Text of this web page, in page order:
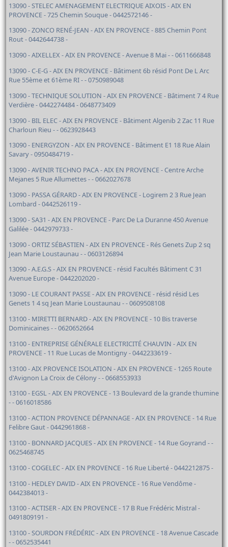
13090 - STELEC AMENAGEMENT ELECTRIQUE AIXOIS - AIX EN
PROVENCE - 725 Chemin Souque - 0442572146 -
13090 - ZONCO RENÉ-JEAN - AIX EN PROVENCE - 885 Chemin Pont
Rout - 0442644738 -
13090 - AIXELLEX - AIX EN PROVENCE - Avenue 8 Mai - - 0611666848
13090 - C-E-G - AIX EN PROVENCE - Bâtiment 6b résid Pont De L Arc
Rue 55ème et 61ème RI - - 0750989048
13090 - TECHNIQUE SOLUTION - AIX EN PROVENCE - Bâtiment 7 4 Rue
Verdière - 0442274484 - 0648773409
13090 - BIL ELEC - AIX EN PROVENCE - Bâtiment Algenib 2 Zac 11 Rue
Charloun Rieu - - 0623928443
13090 - ENERGYZON - AIX EN PROVENCE - Bâtiment E1 18 Rue Alain
Savary - 0950484719 -
13090 - AVENIR TECHNO PACA - AIX EN PROVENCE - Centre Arche
Mejanes 5 Rue Allumettes - - 0662027678
13090 - PASSA GÉRARD - AIX EN PROVENCE - Logirem 2 3 Rue Jean
Lombard - 0442526119 -
13090 - SA31 - AIX EN PROVENCE - Parc De La Duranne 450 Avenue
Galilée - 0442979733 -
13090 - ORTIZ SÉBASTIEN - AIX EN PROVENCE - Rés Genets Zup 2 sq
Jean Marie Loustaunau - - 0603126894
13090 - A.E.G.S - AIX EN PROVENCE - résid Facultés Bâtiment C 31
Avenue Europe - 0442202020 -
13090 - LE COURANT PASSE - AIX EN PROVENCE - résid résid Les
Genets 1 4 sq Jean Marie Loustaunau - - 0609508108
13100 - MIRETTI BERNARD - AIX EN PROVENCE - 10 Bis traverse
Dominicaines - - 0620652664
13100 - ENTREPRISE GÉNÉRALE ELECTRICITÉ CHAUVIN - AIX EN
PROVENCE - 11 Rue Lucas de Montigny - 0442233619 -
13100 - AIX PROVENCE ISOLATION - AIX EN PROVENCE - 1265 Route
d'Avignon La Croix de Célony - - 0668553933
13100 - EGSL - AIX EN PROVENCE - 13 Boulevard de la grande thumine
- - 0616018586
13100 - ACTION PROVENCE DÉPANNAGE - AIX EN PROVENCE - 14 Rue
Felibre Gaut - 0442961868 -
13100 - BONNARD JACQUES - AIX EN PROVENCE - 14 Rue Goyrand - -
0625468745
13100 - COGELEC - AIX EN PROVENCE - 16 Rue Liberté - 0442212875 -
13100 - HEDLEY DAVID - AIX EN PROVENCE - 16 Rue Vendôme -
0442384013 -
13100 - ACTISER - AIX EN PROVENCE - 17 B Rue Frédéric Mistral -
0491809191 -
13100 - SOURDON FRÉDÉRIC - AIX EN PROVENCE - 18 Avenue Cascade
- - 0652535441